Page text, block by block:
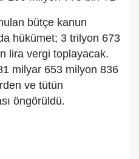
bütçe kanun
hükümet; 3 trilyon 673
lira vergi toplayacak.
milyar 653 milyon 836
ve tütün
öngörüldü.